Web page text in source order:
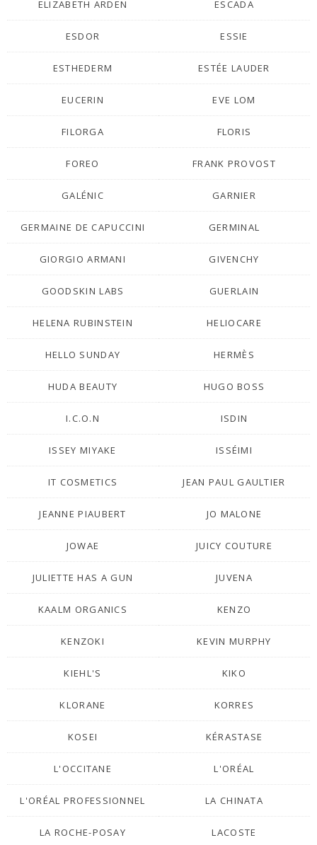
ELIZABETH ARDEN ESCADA
ESDOR ESSIE
ESTHEDERM ESTÉE LAUDER
EUCERIN EVE LOM
FILORGA FLORIS
FOREO FRANK PROVOST
GALÉNIC GARNIER
GERMAINE DE CAPUCCINI GERMINAL
GIORGIO ARMANI GIVENCHY
GOODSKIN LABS GUERLAIN
HELENA RUBINSTEIN HELIOCARE
HELLO SUNDAY HERMÈS
HUDA BEAUTY HUGO BOSS
I.C.O.N ISDIN
ISSEY MIYAKE ISSÉIMI
IT COSMETICS JEAN PAUL GAULTIER
JEANNE PIAUBERT JO MALONE
JOWAE JUICY COUTURE
JULIETTE HAS A GUN JUVENA
KAALM ORGANICS KENZO
KENZOKI KEVIN MURPHY
KIEHL'S KIKO
KLORANE KORRES
KOSEI KÉRASTASE
L'OCCITANE L'ORÉAL
L'ORÉAL PROFESSIONNEL LA CHINATA
LA ROCHE-POSAY LACOSTE